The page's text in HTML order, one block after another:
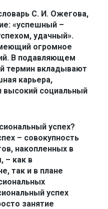
С. И. Ожегова,
«успешный –
удачный».
огромное
В подавляющем
термин вкладывают
карьера,
высокий социальный
успех?
– совокупность
накопленных в
– как в
так и в плане
успех
занятие